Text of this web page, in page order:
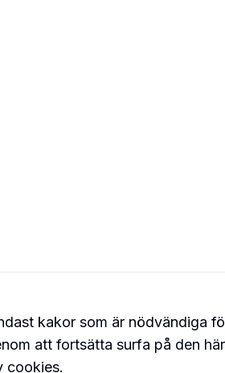
kakor som är nödvändiga
att fortsätta surfa på den
cookies.